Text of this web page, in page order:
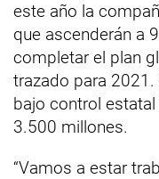
este año la
que ascenderán a
completar el plan
trazado para
bajo control
3.500 millones.
“Vamos a estar